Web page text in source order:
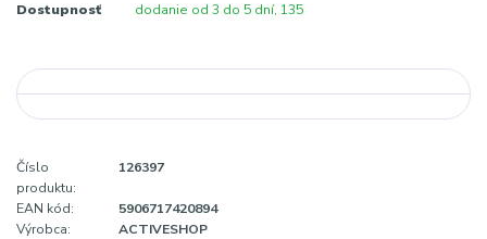
Dostupnosť dodanie od 3 do 5 dní, 135
Číslo
produktu:
126397
EAN kód:
5906717420894
Výrobca:
ACTIVESHOP